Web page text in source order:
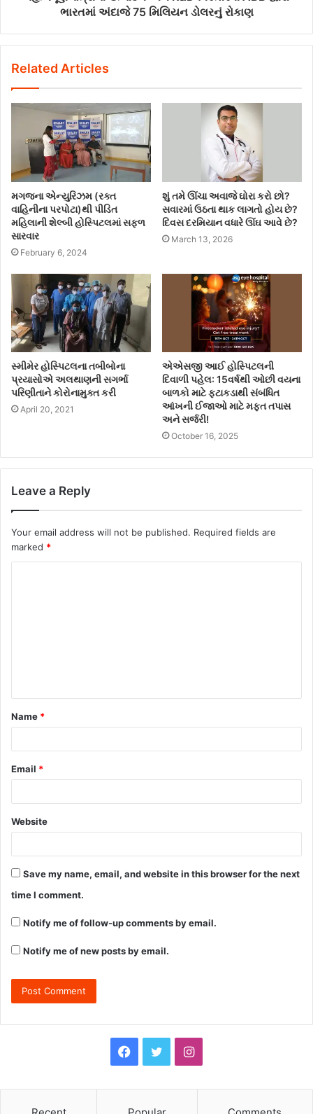
ભારતમાં અંદાજે 75 મિલિયન ડોલરનું રોકાણ
Related Articles
મગજના એન્યુરિઝમ (રક્ત
વાહિનીના પરપોટા)થી પીડિત
મહિલાની શેલ્બી હોસ્પિટલમાં સફળ
સારવાર
February 6, 2024
શું તમે ઊંચા અવાજે ઘોરા કરો છો?
સવારમાં ઉઠતા થાક લાગતો હોય છે?
દિવસ દરમિયાન વધારે ઊંઘ આવે છે?
March 13, 2026
સ્મીમેર હોસ્પિટલના તબીબોના
પ્રયાસોએ અલથાણની સગર્ભા
પરિણીતાને કોરોનામુક્ત કરી
April 20, 2021
એએસજી આઈ હોસ્પિટલની
દિવાળી પહેલ: 15વર્ષથી ઓછી વયના
બાળકો માટે ફટાકડાથી સંબંધિત
આંખની ઈજાઓ માટે મફત તપાસ
અને સર્જરી!
October 16, 2025
Leave a Reply
Your email address will not be published. Required fields are
marked *
Name *
Email *
Website
Save my name, email, and website in this browser for the next
time I comment.
Notify me of follow-up comments by email.
Notify me of new posts by email.
c
i
I